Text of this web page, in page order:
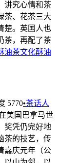
讲究心情和茶
茶、花茶三大
楚。英国人也
茶，再配了茶
油茶文化酥油
5770•茶话人
美国巴拿马世
奖凭仍完好地
茶的技艺，传
嘉庆元年（公